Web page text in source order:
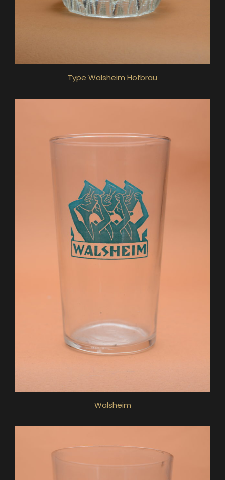
Type Walsheim Hofbrau
Walsheim